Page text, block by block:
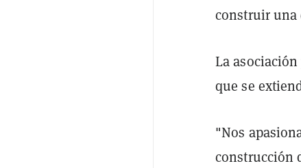
construir una
La
que se
"Nos
construcción